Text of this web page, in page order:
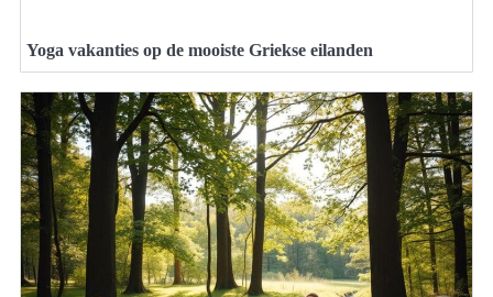
Yoga vakanties op de mooiste Griekse eilanden